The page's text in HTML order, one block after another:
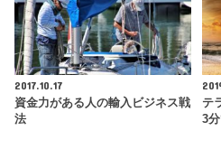
2017.10.17
資金力がある人の輸入ビジネス戦
法
テ
3